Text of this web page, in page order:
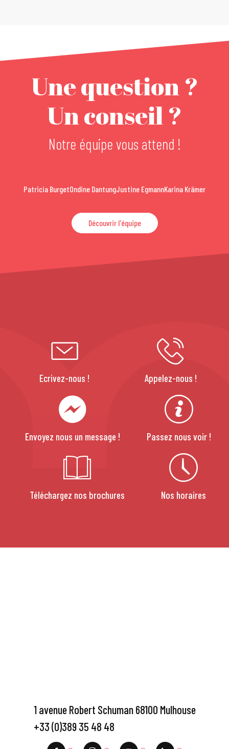
Une question ?
Un conseil ?
Notre équipe vous attend !
Patricia BurgetOndine DantungJustine EgmannKarina Krämer
Découvrir l'équipe
Ecrivez-nous ! Appelez-nous !
Envoyez nous un message ! Passez nous voir !
Téléchargez nos brochures Nos horaires
1 avenue Robert Schuman 68100 Mulhouse
+33 (0)389 35 48 48